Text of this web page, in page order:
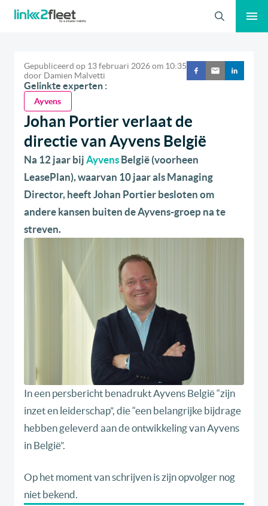
Zoeken
Gepubliceerd op 13 februari 2026om 10:35
door Damien Malvetti
Gelinkte experten :
Ayvens
Johan Portier verlaat de
directie van Ayvens België
Na 12 jaar bij Ayvens België (voorheen
LeasePlan), waarvan 10 jaar als Managing
Director, heeft Johan Portier besloten om
andere kansen buiten de Ayvens-groep na te
streven.
In een persbericht benadrukt Ayvens België “zijn
inzet en leiderschap”, die “een belangrijke bijdrage
hebben geleverd aan de ontwikkeling van Ayvens
in België”.
Op het moment van schrijven is zijn opvolger nog
niet bekend.